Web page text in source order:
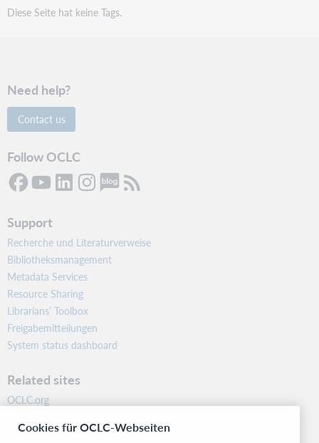
Diese Seite hat keine Tags.
Need help?
Contact us
Follow OCLC
Support
Recherche und Literaturverweise
Bibliotheksmanagement
Metadata Services
Resource Sharing
Librarians’ Toolbox
Freigabemitteilungen
System status dashboard
Related sites
OCLC.org
Community
Cookies für OCLC-Webseiten